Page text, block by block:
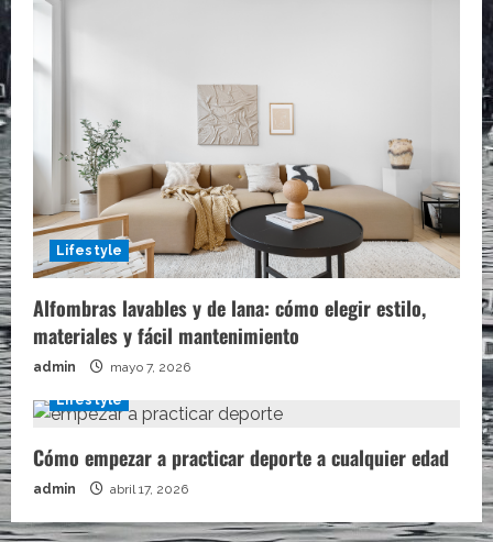
Lifestyle
Alfombras lavables y de lana: cómo elegir estilo,
materiales y fácil mantenimiento
admin mayo 7, 2026
Lifestyle
Cómo empezar a practicar deporte a cualquier edad
admin abril 17, 2026